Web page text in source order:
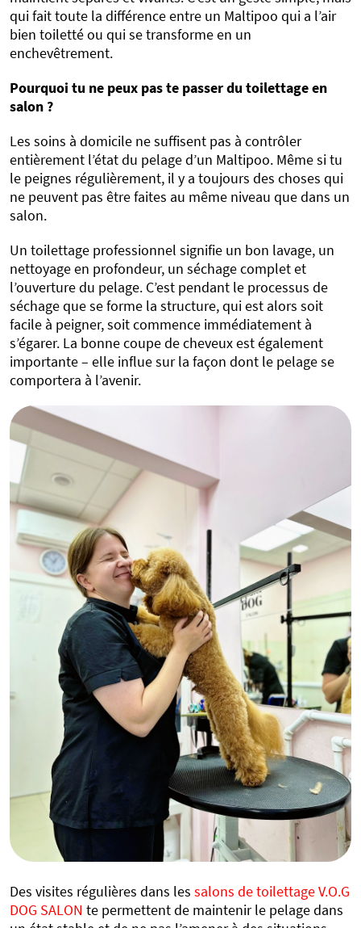
qui fait toute la différence entre un Maltipoo qui a l’air
bien toiletté ou qui se transforme en un
enchevêtrement.
Pourquoi tu ne peux pas te passer du toilettage en
salon ?
Les soins à domicile ne suffisent pas à contrôler
entièrement l’état du pelage d’un Maltipoo. Même si tu
le peignes régulièrement, il y a toujours des choses qui
ne peuvent pas être faites au même niveau que dans un
salon.
Un toilettage professionnel signifie un bon lavage, un
nettoyage en profondeur, un séchage complet et
l’ouverture du pelage. C’est pendant le processus de
séchage que se forme la structure, qui est alors soit
facile à peigner, soit commence immédiatement à
s’égarer. La bonne coupe de cheveux est également
importante – elle influe sur la façon dont le pelage se
comportera à l’avenir.
Des visites régulières dans les salons de toilettage V.O.G
DOG SALON te permettent de maintenir le pelage dans